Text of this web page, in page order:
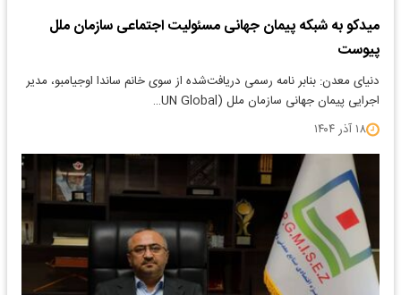
میدکو به شبکه پیمان جهانی مسئولیت اجتماعی سازمان ملل
پیوست
دنیای معدن: بنابر نامه رسمی دریافت‌شده از سوی خانم ساندا اوجیامبو، مدیر
اجرایی پیمان جهانی سازمان ملل (UN Global…
۱۸ آذر ۱۴۰۴